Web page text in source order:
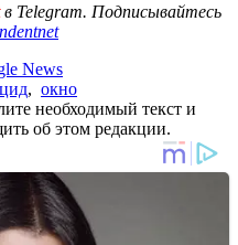
в Telegram. Подписывайтесь
News
, окно
необходимый текст и
об этом редакции.